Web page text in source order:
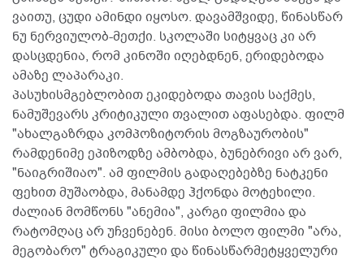
ვაითუ, ცუდი ამინდი იყოსო. დავამშვიდე, წინასწარ
ნუ ნერვიულობ-მეთქი. სკოლაში სიტყვაც კი არ
დასცდენია, რომ კინოში იღებდნენ, ერიდებოდა
ამაზე ლაპარაკი.
პასუხისმგებლობით ეკიდებოდა თავის საქმეს,
ნამუშევარს კრიტიკული თვალით აფასებდა. ფილმ
"ახალგაზრდა კომპოზიტორის მოგზაურობის"
რამდენიმე ეპიზოდზე ამბობდა, ბუნებრივი არ ვარ,
"ნაიგრიშიაო". ამ ფილმის გადაღებებზე ნატკენი
ფეხით მუშაობდა, მანამდე ჰქონდა მოტეხილი.
ძალიან მომწონს "ანემია", კარგი ფილმია და
რატომღაც არ უჩვენებენ. მისი ბოლო ფილმი "არა,
მეგობარო" ტრაგიკული და წინასწარმეტყველური